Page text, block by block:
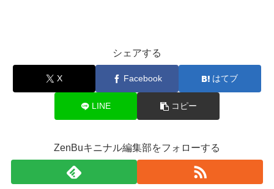
シェアする
X Facebook はてブ
LINE コピー
ZenBuキニナル編集部をフォローする